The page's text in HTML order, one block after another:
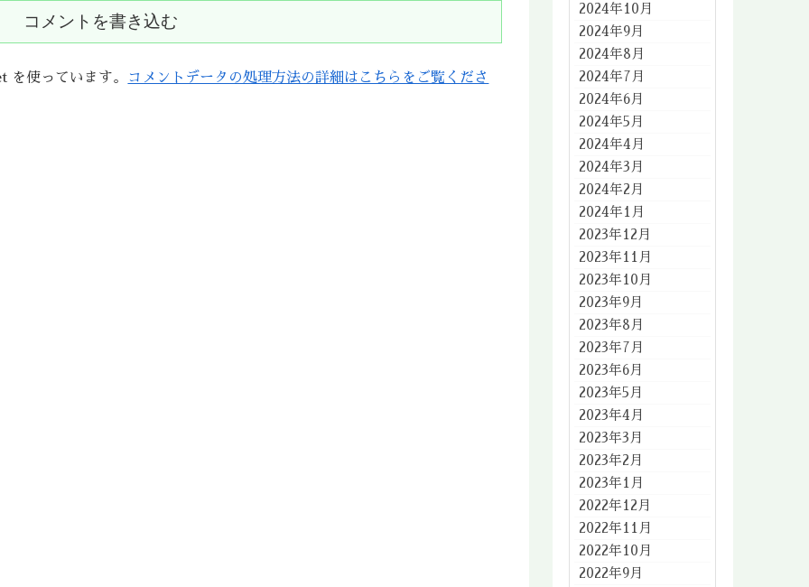
コメントを書き込む
使っています。 コメントデータの処理方法の詳細はこちらをご覧くださ
2024年10月
2024年9月
2024年8月
2024年7月
2024年6月
2024年5月
2024年4月
2024年3月
2024年2月
2024年1月
2023年12月
2023年11月
2023年10月
2023年9月
2023年8月
2023年7月
2023年6月
2023年5月
2023年4月
2023年3月
2023年2月
2023年1月
2022年12月
2022年11月
2022年10月
2022年9月